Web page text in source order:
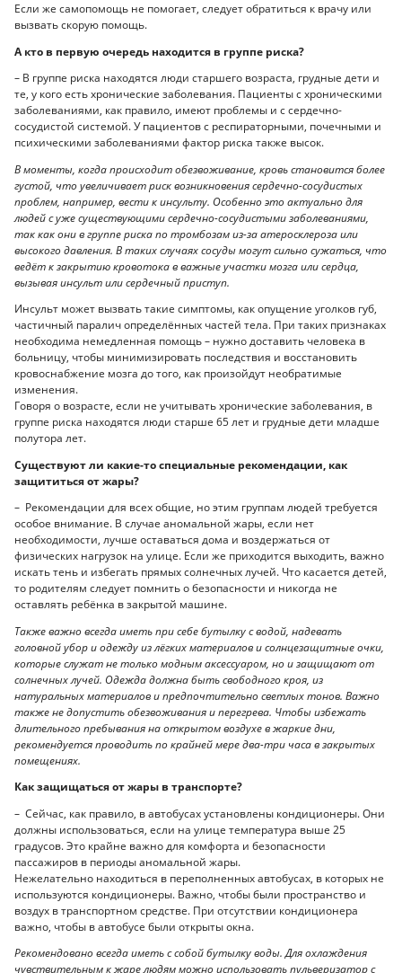
Если же самопомощь не помогает, следует обратиться к врачу или
вызвать скорую помощь.
А кто в первую очередь находится в группе риска?
– В группе риска находятся люди старшего возраста, грудные дети и
те, у кого есть хронические заболевания. Пациенты с хроническими
заболеваниями, как правило, имеют проблемы и с сердечно-
сосудистой системой. У пациентов с респираторными, почечными и
психическими заболеваниями фактор риска также высок.
В моменты, когда происходит обезвоживание, кровь становится более
густой, что увеличивает риск возникновения сердечно-сосудистых
проблем, например, вести к инсульту. Особенно это актуально для
людей с уже существующими сердечно-сосудистыми заболеваниями,
так как они в группе риска по тромбозам из-за атеросклероза или
высокого давления. В таких случаях сосуды могут сильно сужаться, что
ведёт к закрытию кровотока в важные участки мозга или сердца,
вызывая инсульт или сердечный приступ.
Инсульт может вызвать такие симптомы, как опущение уголков губ,
частичный паралич определённых частей тела. При таких признаках
необходима немедленная помощь – нужно доставить человека в
больницу, чтобы минимизировать последствия и восстановить
кровоснабжение мозга до того, как произойдут необратимые
изменения.
Говоря о возрасте, если не учитывать хронические заболевания, в
группе риска находятся люди старше 65 лет и грудные дети младше
полутора лет.
Существуют ли какие-то специальные рекомендации, как
защититься от жары?
– Рекомендации для всех общие, но этим группам людей требуется
особое внимание. В случае аномальной жары, если нет
необходимости, лучше оставаться дома и воздержаться от
физических нагрузок на улице. Если же приходится выходить, важно
искать тень и избегать прямых солнечных лучей. Что касается детей,
то родителям следует помнить о безопасности и никогда не
оставлять ребёнка в закрытой машине.
Также важно всегда иметь при себе бутылку с водой, надевать
головной убор и одежду из лёгких материалов и солнцезащитные очки,
которые служат не только модным аксессуаром, но и защищают от
солнечных лучей. Одежда должна быть свободного кроя, из
натуральных материалов и предпочтительно светлых тонов. Важно
также не допустить обезвоживания и перегрева. Чтобы избежать
длительного пребывания на открытом воздухе в жаркие дни,
рекомендуется проводить по крайней мере два-три часа в закрытых
помещениях.
Как защищаться от жары в транспорте?
– Сейчас, как правило, в автобусах установлены кондиционеры. Они
должны использоваться, если на улице температура выше 25
градусов. Это крайне важно для комфорта и безопасности
пассажиров в периоды аномальной жары.
Нежелательно находиться в переполненных автобусах, в которых не
используются кондиционеры. Важно, чтобы были пространство и
воздух в транспортном средстве. При отсутствии кондиционера
важно, чтобы в автобусе были открыты окна.
Рекомендовано всегда иметь с собой бутылку воды. Для охлаждения
чувствительным к жаре людям можно использовать пульверизатор с